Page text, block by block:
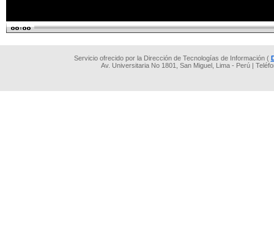
Servicio ofrecido por la Dirección de Tecnologías de Información (
Av. Universitaria No 1801, San Miguel, Lima - Perú |